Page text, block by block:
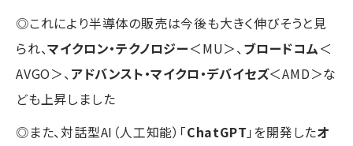
◎これにより半導体の販売は今後も大きく伸びそうと見
られ、マイクロン・テクノロジー＜MU＞、 ブロードコム＜
AVGO＞、 アドバンスト・マイクロ・デバイセズ＜AMD＞な
ども上昇しました
◎また、対話型AI（人工知能）「ChatGPT 」を開発したオ